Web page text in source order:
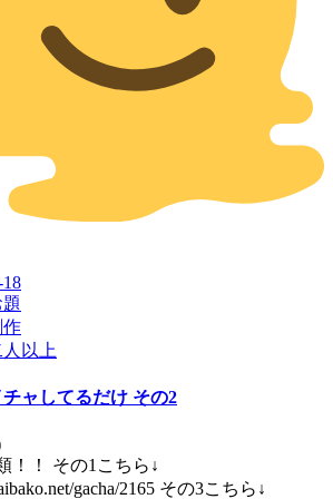
作
以上
ャしてるだけ その2
！！ その1こちら↓
gacha/2165 その3こちら↓